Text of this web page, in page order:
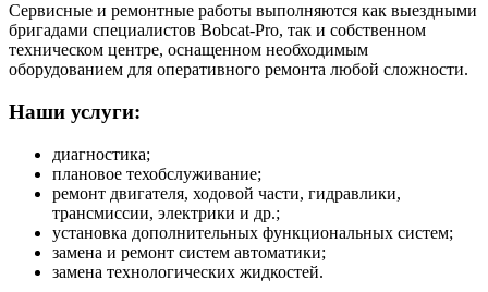
Сервисные и ремонтные работы выполняются как выездными
бригадами специалистов Bobcat-Pro, так и собственном
техническом центре, оснащенном необходимым
оборудованием для оперативного ремонта любой сложности.
Наши услуги:
диагностика;
плановое техобслуживание;
ремонт двигателя, ходовой части, гидравлики,
трансмиссии, электрики и др.;
установка дополнительных функциональных систем;
замена и ремонт систем автоматики;
замена технологических жидкостей.